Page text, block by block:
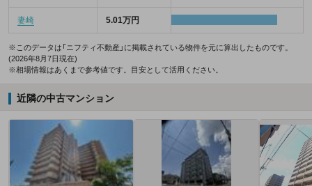
妻崎 5.01万円
※このデータは「ニフティ不動産」に掲載されている物件を元に算出したものです。
(2026年8月7日現在)
※相場情報はあくまで参考値です。目安として活用ください。
近隣の中古マンション